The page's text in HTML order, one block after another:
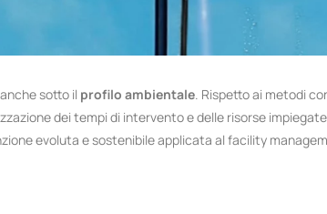
sotto il profilo ambientale . Rispetto ai metodi
dei tempi di intervento e delle risorse impiegate.
evoluta e sostenibile applicata al facility